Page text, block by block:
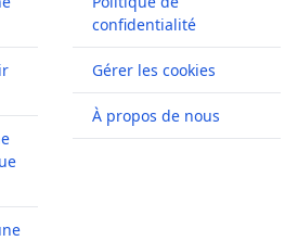
confidentialité
Gérer les cookies
À propos de nous